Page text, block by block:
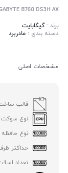
B760 DS3H AX
برند :گیگابایت
دسته بندی : مادربرد
مشخصات اصلی
قالب
نوع سوکت
نوع حافظه
حداکثر
تعداد